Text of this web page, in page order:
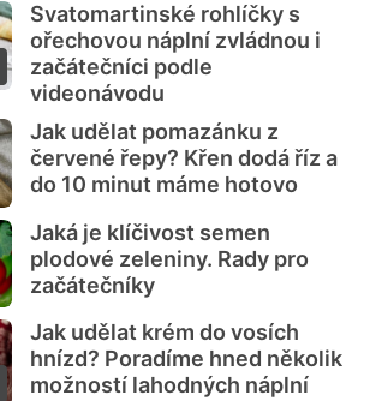
Svatomartinské rohlíčky s
ořechovou náplní zvládnou i
začátečníci podle
videonávodu
Jak udělat pomazánku z
červené řepy? Křen dodá říz a
do 10 minut máme hotovo
Jaká je klíčivost semen
plodové zeleniny. Rady pro
začátečníky
Jak udělat krém do vosích
hnízd? Poradíme hned několik
možností lahodných náplní